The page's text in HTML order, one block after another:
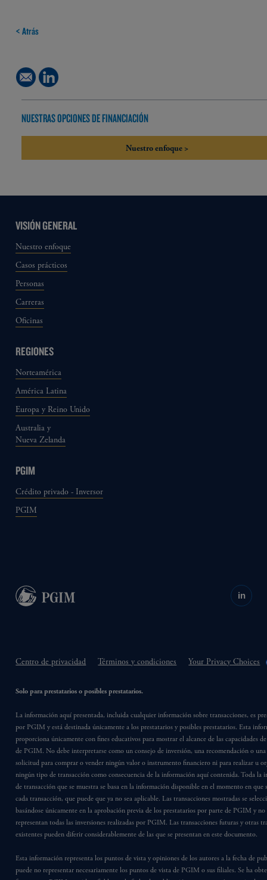
< Atrás
NUESTRAS OPCIONES DE FINANCIACIÓN
Nuestro enfoque >
VISIÓN GENERAL
Nuestro enfoque
Casos prácticos
Personas
Carreras
Oficinas
REGIONES
Norteamérica
América Latina
Europa y Reino Unido
Australia y
Nueva Zelanda
PGIM
Crédito privado - Inversor
PGIM
in
Centro de privacidad Términos y condiciones Your Privacy Choices
Solo para prestatarios o posibles prestatarios.
La información aquí presentada, incluida cualquier información sobre transacciones, es
por PGIM y está destinada únicamente a los prestatarios y posibles prestatarios. Esta
proporciona únicamente con fines educativos para mostrar el alcance de las capacidades
de PGIM. No debe interpretarse como un consejo de inversión, una recomendación o
solicitud para comprar o vender ningún valor o instrumento financiero ni para realizar u
ningún tipo de transacción como consecuencia de la información aquí contenida. Toda la
de transacción que se muestra se basa en la información disponible en el momento en que
cada transacción, que puede que ya no sea aplicable. Las transacciones mostradas se
basándose únicamente en la aprobación previa de los prestatarios por parte de PGIM y no
representan todas las inversiones realizadas por PGIM. Las transacciones futuras y otras
existentes pueden diferir considerablemente de las que se presentan en este documento.
Esta información representa los puntos de vista y opiniones de los autores a la fecha de
puede no representar necesariamente los puntos de vista de PGIM o sus filiales. Se ha